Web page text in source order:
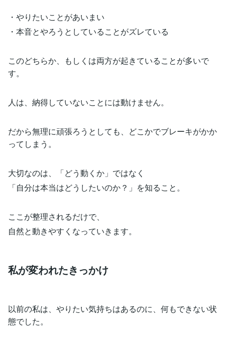
・やりたいことがあいまい
・本音とやろうとしていることがズレている
このどちらか、もしくは両方が起きていることが多いで
す。
人は、納得していないことには動けません。
だから無理に頑張ろうとしても、どこかでブレーキがかか
ってしまう。
大切なのは、「どう動くか」ではなく
「自分は本当はどうしたいのか？」を知ること。
ここが整理されるだけで、
自然と動きやすくなっていきます。
私が変われたきっかけ
以前の私は、やりたい気持ちはあるのに、何もできない状
態でした。